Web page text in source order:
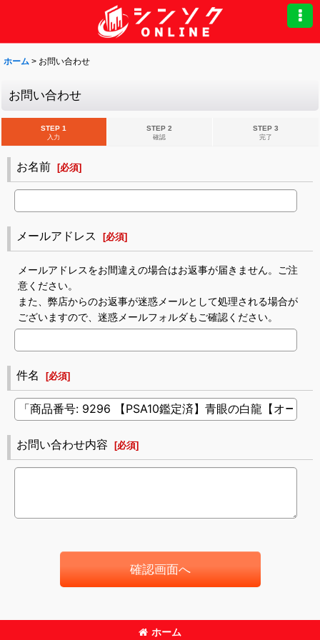
ホーム > お問い合わせ
お問い合わせ
STEP 1
入力
STEP 2
確認
STEP 3
完了
お名前 [必須]
メールアドレス [必須]
メールアドレスをお間違えの場合はお返事が届きません。ご注
意ください。
また、弊店からのお返事が迷惑メールとして処理される場合が
ございますので、迷惑メールフォルダもご確認ください。
件名 [必須]
お問い合わせ内容 [必須]
確認画面へ
ホーム